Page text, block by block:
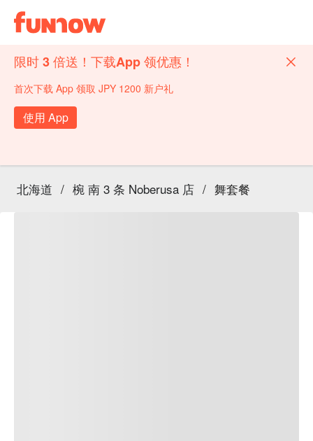
限时 3 倍送！下载App 领优惠！
首次下载 App 领取 JPY 1200 新户礼
使用 App
北海道 / 椀 南 3 条 Noberusa 店 / 舞套餐